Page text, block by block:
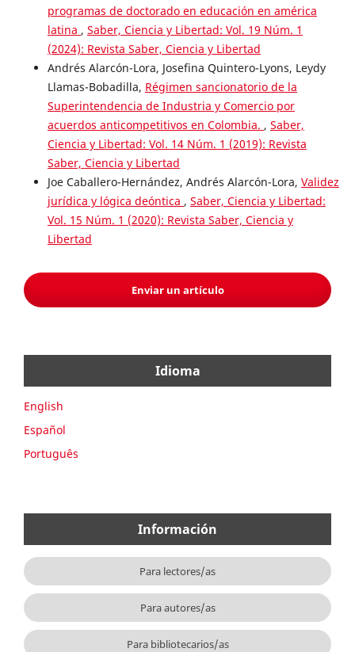
programas de doctorado en educación en américa
latina , Saber, Ciencia y Libertad: Vol. 19 Núm. 1
(2024): Revista Saber, Ciencia y Libertad
Andrés Alarcón-Lora, Josefina Quintero-Lyons, Leydy
Llamas-Bobadilla, Régimen sancionatorio de la
Superintendencia de Industria y Comercio por
acuerdos anticompetitivos en Colombia. , Saber,
Ciencia y Libertad: Vol. 14 Núm. 1 (2019): Revista
Saber, Ciencia y Libertad
Joe Caballero-Hernández, Andrés Alarcón-Lora, Validez
jurídica y lógica deóntica , Saber, Ciencia y Libertad:
Vol. 15 Núm. 1 (2020): Revista Saber, Ciencia y
Libertad
Enviar un artículo
Idioma
English
Español
Português
Información
Para lectores/as
Para autores/as
Para bibliotecarios/as